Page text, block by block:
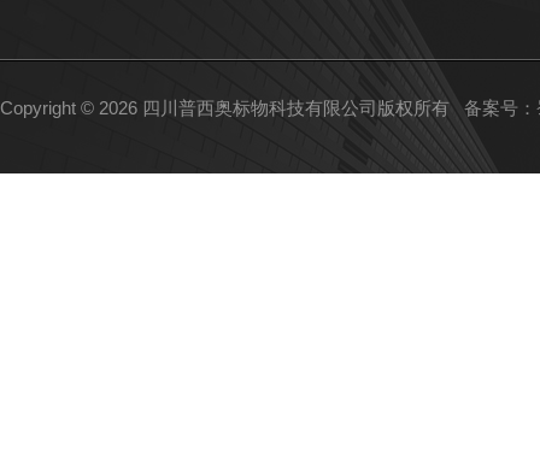
Copyright © 2026 四川普西奥标物科技有限公司版权所有 备案号：